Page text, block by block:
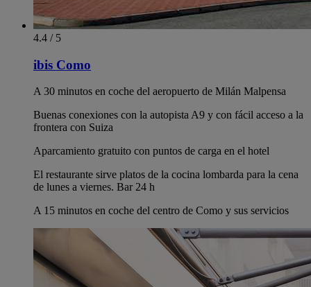
4.4 / 5
ibis Como
A 30 minutos en coche del aeropuerto de Milán Malpensa
Buenas conexiones con la autopista A9 y con fácil acceso a la
frontera con Suiza
Aparcamiento gratuito con puntos de carga en el hotel
El restaurante sirve platos de la cocina lombarda para la cena
de lunes a viernes. Bar 24 h
A 15 minutos en coche del centro de Como y sus servicios